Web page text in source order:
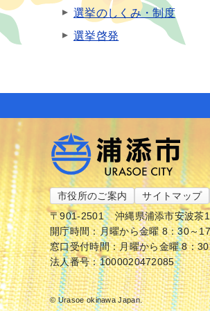
選挙のしくみ・制度
選挙啓発
市役所のご案内 サイトマップ
〒901-2501
沖縄県浦添市安波茶
開庁時間：月曜から金曜 8：30～
窓口受付時間：月曜から金曜 8：
法人番号：1000020472085
© Urasoe okinawa Japan.